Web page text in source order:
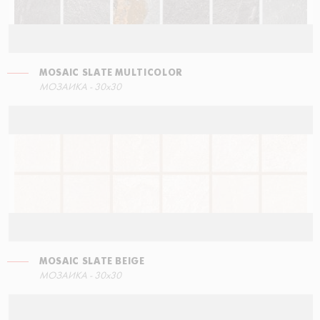
MOSAIC SLATE MULTICOLOR
МОЗАИКА - 30x30
MOSAIC SLATE BEIGE
МОЗАИКА - 30x30
СТУПЕНЬ УГЛОВАЯ ЛЕВАЯ
60x34,5
СТУПЕНЬ ПРЯМАЯ
60x34,5